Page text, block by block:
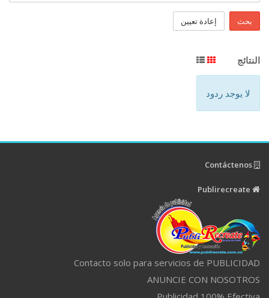
بحث إعادة تعيين
النتائج
لا يوجد ردود
Contacto solo para servicios de PUBLICIDAD
ANUNCIE CON NOSOTROS